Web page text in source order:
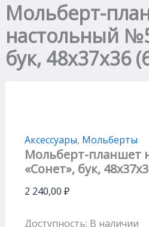
Мольберт-
настольный
бук, 48х37х36
Аксессуары, Мольберты
Мольберт-планшет
«Сонет», бук,
2 240,00 ₽
Доступность: В наличии